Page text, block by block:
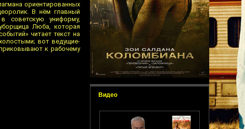
Видео
ориентированных
В нём главный
советскую униформу,
Люба, которая
читает текст на
вот ведущие-
к рабочему